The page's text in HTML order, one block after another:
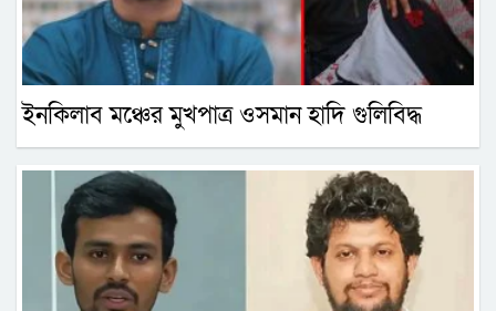
ইনকিলাব মঞ্চের মুখপাত্র ওসমান হাদি গুলিবিদ্ধ